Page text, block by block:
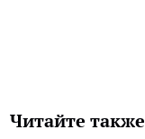
Читайте